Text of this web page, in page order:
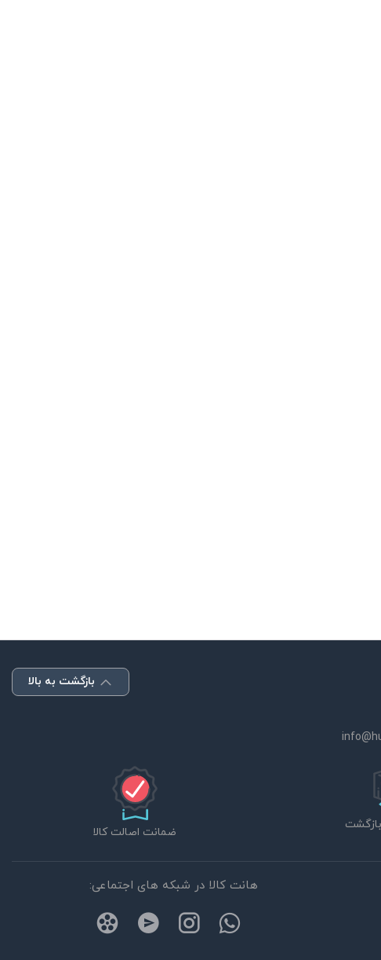
بازگشت به بالا
ضمانت اصالت کالا
هانت کالا در شبکه های اجتماعی: